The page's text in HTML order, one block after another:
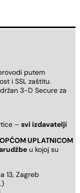
putem
i SSL zaštitu.
3-D Secure za
– svi izdavatelji
UPLATNICOM
u kojoj su
13, Zagreb